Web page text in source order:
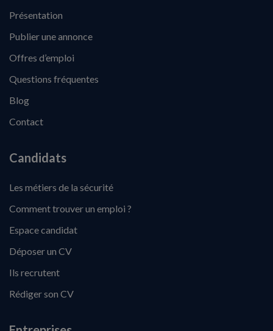
Présentation
Publier une annonce
Offres d’emploi
Questions fréquentes
Blog
Contact
Candidats
Les métiers de la sécurité
Comment trouver un emploi ?
Espace candidat
Déposer un CV
Ils recrutent
Rédiger son CV